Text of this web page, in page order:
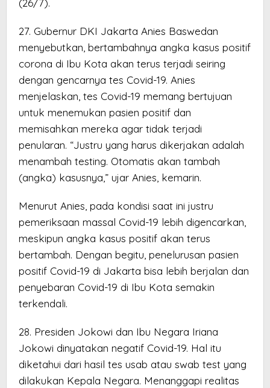
(26/7).
27. Gubernur DKI Jakarta Anies Baswedan
menyebutkan, bertambahnya angka kasus positif
corona di Ibu Kota akan terus terjadi seiring
dengan gencarnya tes Covid-19. Anies
menjelaskan, tes Covid-19 memang bertujuan
untuk menemukan pasien positif dan
memisahkan mereka agar tidak terjadi
penularan. “Justru yang harus dikerjakan adalah
menambah testing. Otomatis akan tambah
(angka) kasusnya,” ujar Anies, kemarin.
Menurut Anies, pada kondisi saat ini justru
pemeriksaan massal Covid-19 lebih digencarkan,
meskipun angka kasus positif akan terus
bertambah. Dengan begitu, penelurusan pasien
positif Covid-19 di Jakarta bisa lebih berjalan dan
penyebaran Covid-19 di Ibu Kota semakin
terkendali.
28. Presiden Jokowi dan Ibu Negara Iriana
Jokowi dinyatakan negatif Covid-19. Hal itu
diketahui dari hasil tes usab atau swab test yang
dilakukan Kepala Negara. Menanggapi realitas